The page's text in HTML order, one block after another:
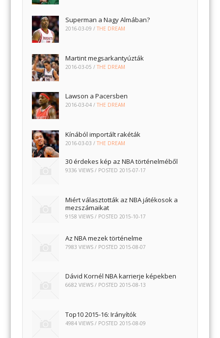
Superman a Nagy Almában?
2016-03-09 /THE DREAM
Martint megsarkantyúzták
2016-03-05 /THE DREAM
Lawson a Pacersben
2016-03-04 /THE DREAM
Kínából importált rakéták
2016-03-03 /THE DREAM
30 érdekes kép az NBA történelméből
9336 VIEWS / POSTED2015-07-17
Miért választották az NBA játékosok a
mezszámaikat
9158 VIEWS / POSTED2015-10-17
Az NBA mezek történelme
7983 VIEWS / POSTED 2015-08-07
Dávid Kornél NBA karrierje képekben
6682 VIEWS / POSTED2015-08-13
Top10 2015-16: Irányítók
4984 VIEWS / POSTED2015-08-09